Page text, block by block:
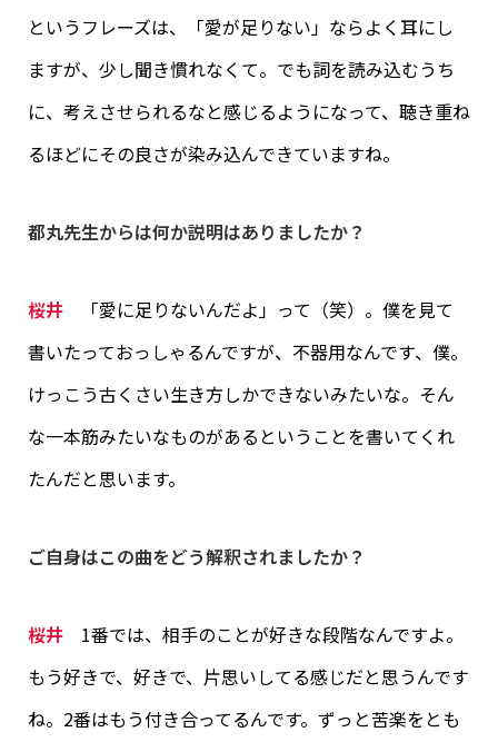
というフレーズは、「愛が足りない」ならよく耳にし
ますが、少し聞き慣れなくて。でも詞を読み込むうち
に、考えさせられるなと感じるようになって、聴き重ね
るほどにその良さが染み込んできていますね。
都丸先生からは何か説明はありましたか？
桜井「愛に足りないんだよ」って（笑）。僕を見て
書いたっておっしゃるんですが、不器用なんです、僕。
けっこう古くさい生き方しかできないみたいな。そん
な一本筋みたいなものがあるということを書いてくれ
たんだと思います。
ご自身はこの曲をどう解釈されましたか？
桜井1番では、相手のことが好きな段階なんですよ。
もう好きで、好きで、片思いしてる感じだと思うんです
ね。2番はもう付き合ってるんです。ずっと苦楽をとも